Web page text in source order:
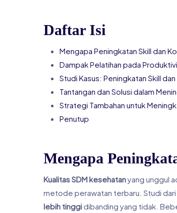
Daftar Isi
Mengapa Peningkatan Skill dan
Dampak Pelatihan pada
Studi Kasus: Peningkatan Skill
Tantangan dan Solusi dalam
Strategi Tambahan untuk
Penutup
Mengapa
Kualitas SDM kesehatanyang unggul
metode perawatan terbaru. Studi dari
lebih tinggi dibanding yang tidak.